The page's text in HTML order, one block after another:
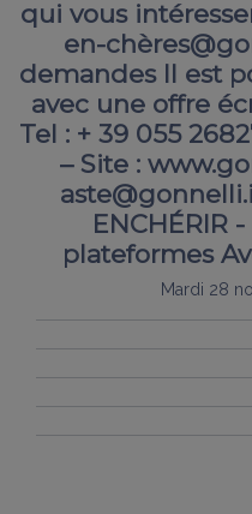
qui vous
en-
demandes Il est
avec une offre
Tel : + 39 055
– Site :
ENCHÉRIR
plateformes
Mardi 28